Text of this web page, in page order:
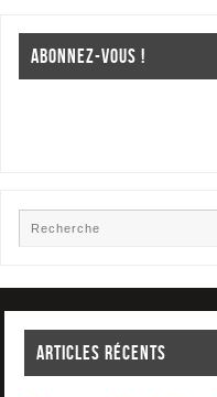
ABONNEZ-VOUS !
ARTICLES RÉCENTS